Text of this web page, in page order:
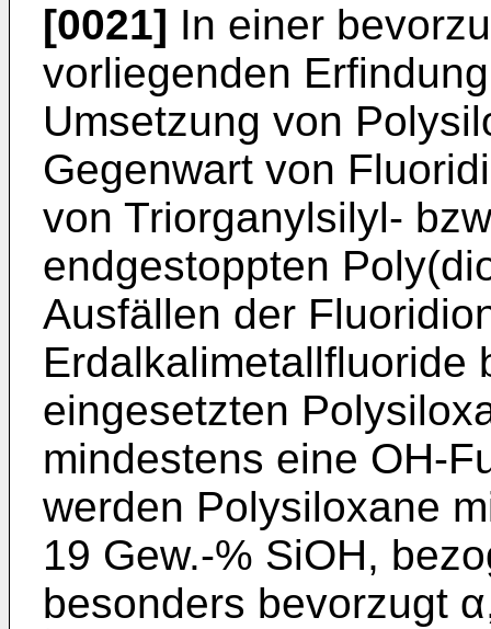
[0021] In einer
vorliegenden
Umsetzung von
Gegenwart von
von Triorganylsilyl-
endgestoppten
Ausfällen der
Erdalkalimetallfluoride
eingesetzten
mindestens eine OH-
werden Polysiloxane
19 Gew.-% SiOH,
besonders bevorzugt